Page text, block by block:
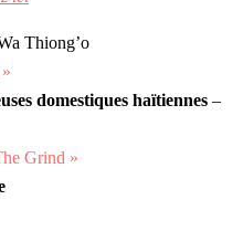
Thiong’o
domestiques haïtiennes –
Grind »